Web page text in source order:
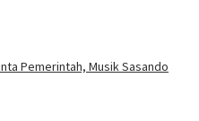
Pemerintah, Musik Sasando